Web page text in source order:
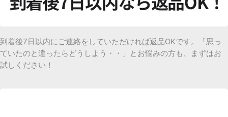
到着後7日以内にご連絡をしていただければ返品OKです。「思っ
ていたのと違ったらどうしよう・・」とお悩みの方も、まずはお
試しください！